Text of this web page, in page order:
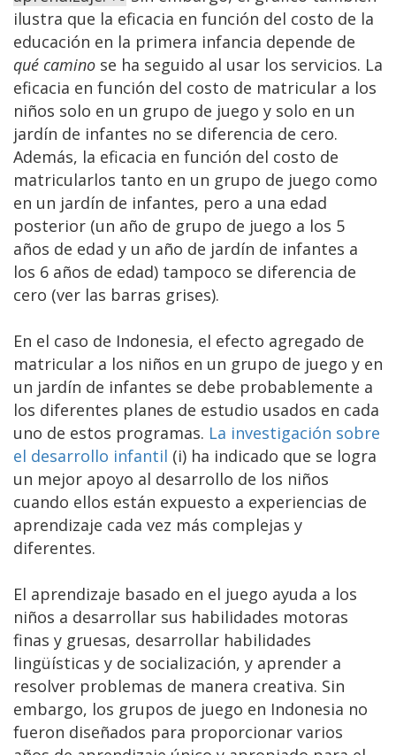
ilustra que la eficacia en función del costo de la
educación en la primera infancia depende de
qué camino se ha seguido al usar los servicios. La
eficacia en función del costo de matricular a los
niños solo en un grupo de juego y solo en un
jardín de infantes no se diferencia de cero.
Además, la eficacia en función del costo de
matricularlos tanto en un grupo de juego como
en un jardín de infantes, pero a una edad
posterior (un año de grupo de juego a los 5
años de edad y un año de jardín de infantes a
los 6 años de edad) tampoco se diferencia de
cero (ver las barras grises).
En el caso de Indonesia, el efecto agregado de
matricular a los niños en un grupo de juego y en
un jardín de infantes se debe probablemente a
los diferentes planes de estudio usados en cada
uno de estos programas. La investigación sobre
el desarrollo infantil (i) ha indicado que se logra
un mejor apoyo al desarrollo de los niños
cuando ellos están expuesto a experiencias de
aprendizaje cada vez más complejas y
diferentes.
El aprendizaje basado en el juego ayuda a los
niños a desarrollar sus habilidades motoras
finas y gruesas, desarrollar habilidades
lingüísticas y de socialización, y aprender a
resolver problemas de manera creativa. Sin
embargo, los grupos de juego en Indonesia no
fueron diseñados para proporcionar varios